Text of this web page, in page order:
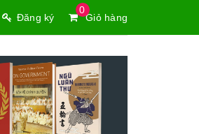
0
Giỏ hàng
Đăng ký